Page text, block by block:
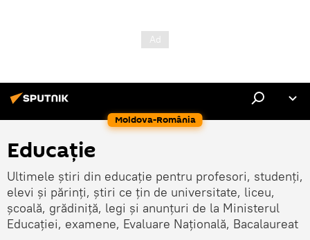
Moldova-România
Educație
Ultimele știri din educație pentru profesori, studenți,
elevi și părinți, știri ce țin de universitate, liceu,
școală, grădiniță, legi și anunțuri de la Ministerul
Educației, examene, Evaluare Națională, Bacalaureat